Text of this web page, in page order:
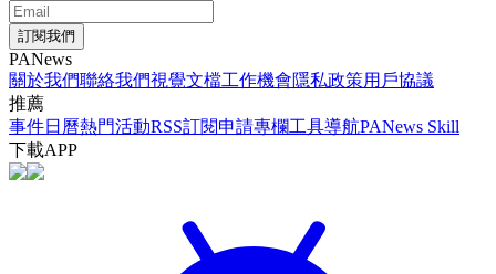
訂閱我們
PANews
關於我們聯絡我們視覺文檔工作機會隱私政策用戶協議
推薦
事件日曆熱門活動RSS訂閱申請專欄工具導航PANews Skill
下載APP